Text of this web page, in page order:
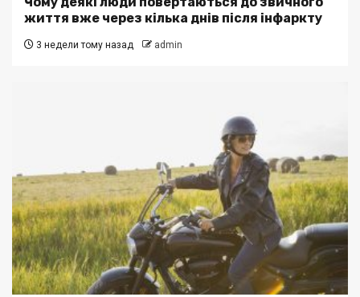
життя вже через кілька днів після інфаркту
3 недели тому назад admin